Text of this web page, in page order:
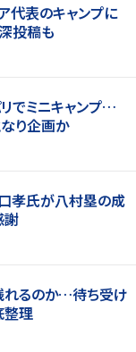
代表のキャンプに
投稿も
でミニキャンプ…
り企画か
口孝氏が八村塁の成
謝
れるのか…待ち受け
整理